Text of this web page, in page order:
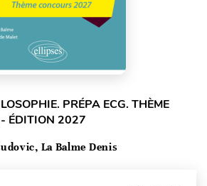
PRÉPA ECG. THÈME
ÉDITION 2027
La Balme Denis